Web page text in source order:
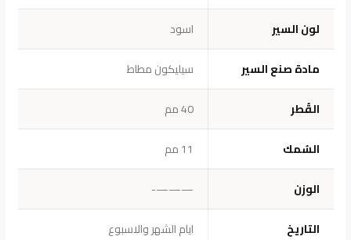
لون السير
اسود
مادة صنع السير
سيليكون مطاط
القُطر
40 مم
السُمك
11 مم
الوزن
———-
التاريخ
ايام الشهر والاسبوع